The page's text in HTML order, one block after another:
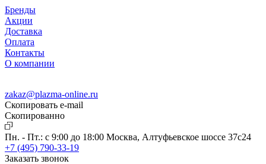
Бренды
Акции
Доставка
Оплата
Контакты
О компании
zakaz@plazma-online.ru
Скопировать e-mail
Cкопированно
Пн. - Пт.: с 9:00 до 18:00 Москва, Алтуфьевское шоссе 37с24
+7 (495) 790-33-19
Заказать звонок